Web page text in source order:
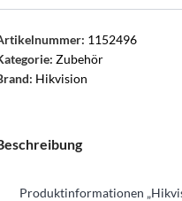
1152496
Zubehör
Hikvision
Produktinformationen